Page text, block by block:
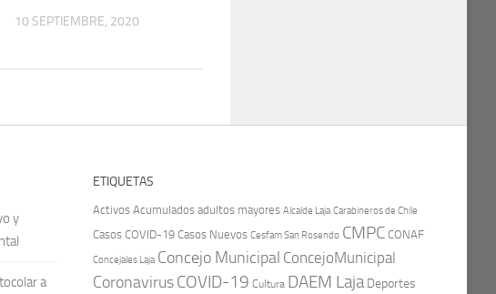
10 SEPTIEMBRE, 2020
y
a
ETIQUETAS
Activos Acumulados adultos mayores Alcalde Laja Carabineros de Chile
Casos COVID-19 Casos Nuevos Cesfam San Rosendo CMPC CONAF
Concejales Laja Concejo Municipal ConcejoMunicipal
CoronavirusCOVID-19 Cultura DAEM Laja Deportes